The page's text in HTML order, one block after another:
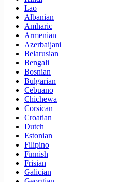
Lao
Albanian
Amharic
Armenian
Azerbaijani
Belarusian
Bengali
Bosnian
Bulgarian
Cebuano
Chichewa
Corsican
Croatian
Dutch
Estonian
Filipino
Finnish
Frisian
Galician